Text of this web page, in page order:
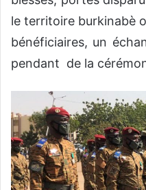
le territoire burkinabè
bénéficiaires, un
pendant de la